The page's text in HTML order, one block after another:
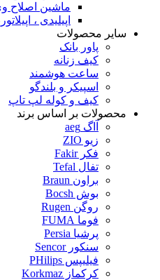
ماشین اصلاح
اپیلیدی ،
سایر محصولات
پاور بانک
کیف زنانه
ساعت هوشمند
اسپیکر و بلندگو
کیف و کوله لپ تاپ
محصولات بر اساس برند
آاگ aeg
زیو ZIO
فکر Fakir
تفال Tefal
براون Braun
بوش Bocsh
روگن Rugen
فوما FUMA
پرشیا Persia
سنکور Sencor
فیلیپس PHilips
کرکماز Korkmaz